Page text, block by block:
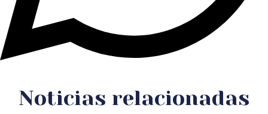
Noticias relacionadas